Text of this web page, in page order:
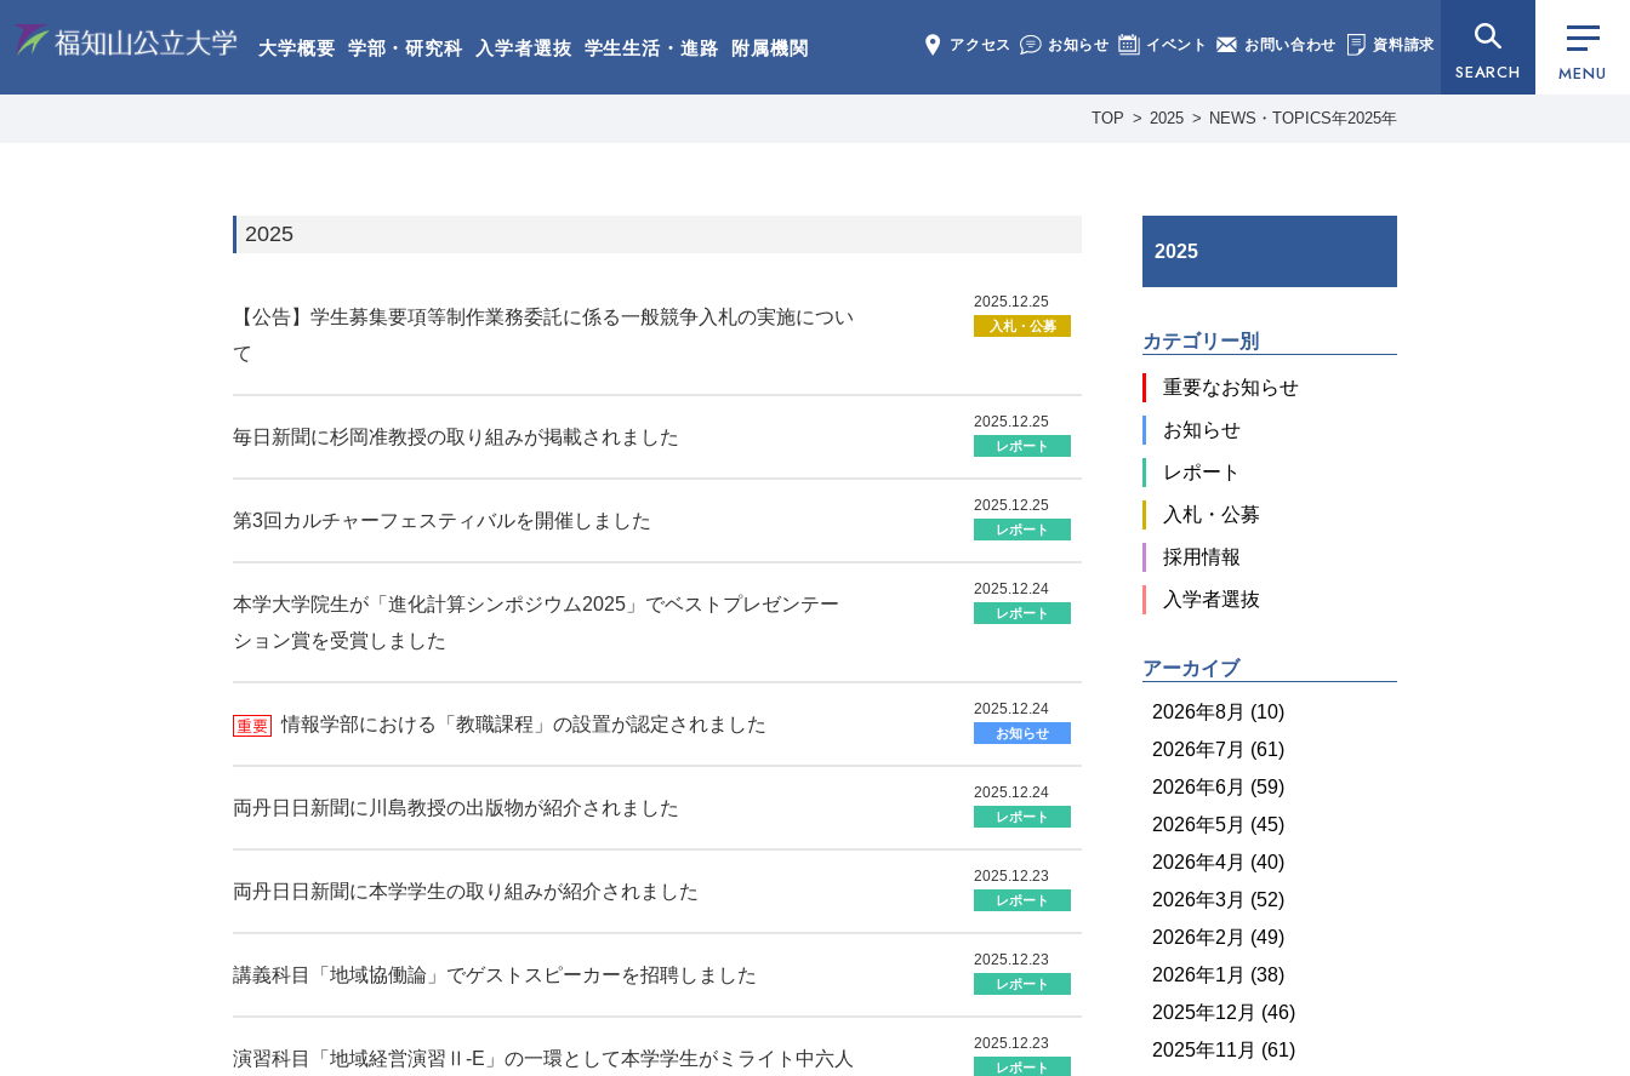
大学概要 学部・研究科 入学者選抜 学生生活・進路 附属機関 アクセス お知らせ イベント お問い合わせ 資料請求
SEARCH MENU
TOP 2025 NEWS・TOPICS年2025年
2025
【公告】学生募集要項等制作業務委託に係る一般競争入札の実施につい
て
2025.12.25
入札・公募
毎日新聞に杉岡准教授の取り組みが掲載されました
2025.12.25
レポート
第3回カルチャーフェスティバルを開催しました
2025.12.25
レポート
本学大学院生が「進化計算シンポジウム2025」でベストプレゼンテー
ション賞を受賞しました
2025.12.24
レポート
情報学部における「教職課程」の設置が認定されました
2025.12.24
お知らせ
両丹日日新聞に川島教授の出版物が紹介されました
2025.12.24
レポート
両丹日日新聞に本学学生の取り組みが紹介されました
2025.12.23
レポート
講義科目「地域協働論」でゲストスピーカーを招聘しました
2025.12.23
レポート
演習科目「地域経営演習Ⅱ-E」の一環として本学学生がミライト中六人
2025.12.23
レポート
2025
カテゴリー別
重要なお知らせ
お知らせ
レポート
入札・公募
採用情報
入学者選抜
アーカイブ
2026年8月 (10)
2026年7月 (61)
2026年6月 (59)
2026年5月 (45)
2026年4月 (40)
2026年3月 (52)
2026年2月 (49)
2026年1月 (38)
2025年12月 (46)
2025年11月 (61)